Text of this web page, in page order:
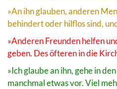
»An ihn glauben, anderen
behindert oder hilflos sind,
»Anderen Freunden helfen
geben. Des öfteren in die
»Ich glaube an ihn, gehe in
manchmal etwas vor. Viel